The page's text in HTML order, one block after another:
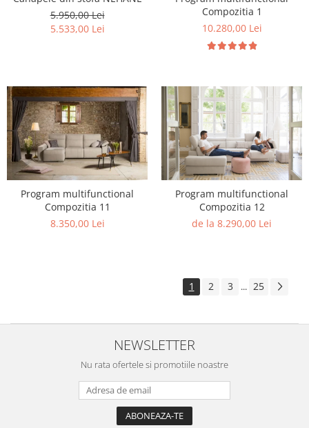
5.950,00 Lei
5.533,00 Lei
Compozitia 1
10.280,00 Lei
Program multifunctional
Compozitia 11
8.350,00 Lei
Program multifunctional
Compozitia 12
de la 8.290,00 Lei
1 2 3 ... 25
NEWSLETTER
Nu rata ofertele si promotiile noastre